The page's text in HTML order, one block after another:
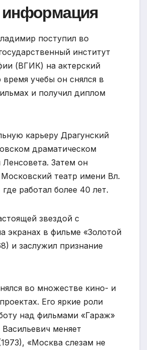
информация
поступил во
институт
(ВГИК) на актерский
время учебы он снялся в
и получил диплом
карьеру Драгунский
драматическом
Ленсовета. Затем он
Московский театр имени Вл.
работал более 40 лет.
звездой с
экранах в фильме «Золотой
и заслужил признание
во множестве кино- и
Его яркие роли
над фильмами «Гараж»
меняет
«Москва слезам не